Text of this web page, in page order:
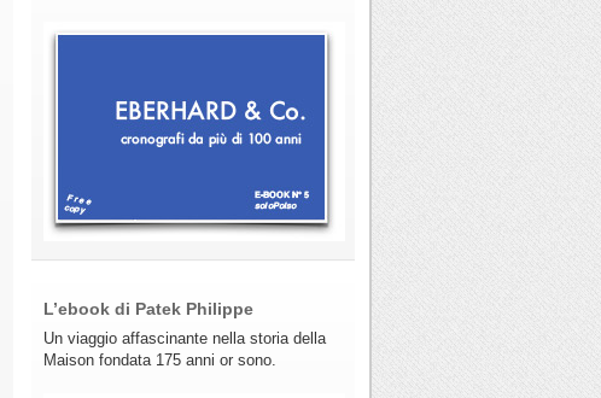
L’ebook di Patek Philippe
Un viaggio affascinante nella storia della
Maison fondata 175 anni or sono.